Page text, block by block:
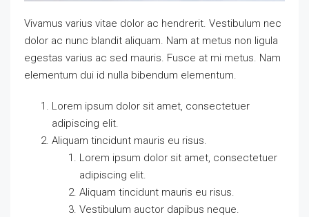
Vivamus varius vitae dolor ac hendrerit. Vestibulum nec
dolor ac nunc blandit aliquam. Nam at metus non ligula
egestas varius ac sed mauris. Fusce at mi metus. Nam
elementum dui id nulla bibendum elementum.
Lorem ipsum dolor sit amet, consectetuer
adipiscing elit.
Aliquam tincidunt mauris eu risus.
Lorem ipsum dolor sit amet, consectetuer
adipiscing elit.
Aliquam tincidunt mauris eu risus.
Vestibulum auctor dapibus neque.